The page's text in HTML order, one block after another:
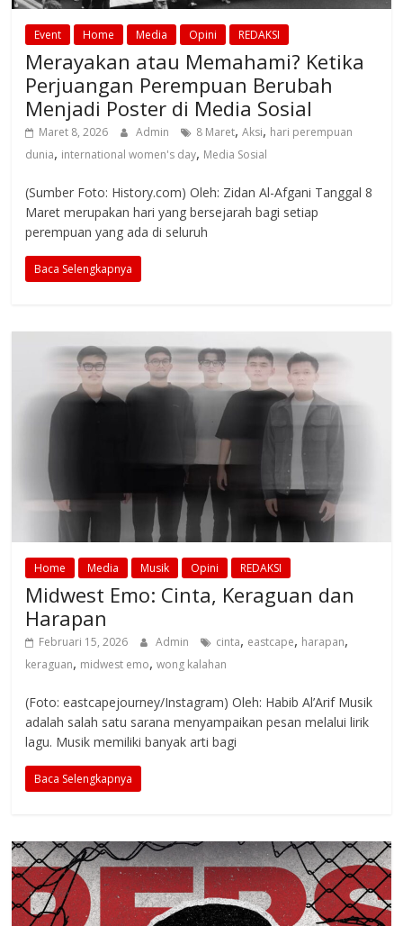
Event Home Media Opini REDAKSI
Merayakan atau Memahami? Ketika
Perjuangan Perempuan Berubah
Menjadi Poster di Media Sosial
Maret 8, 2026 Admin 8 Maret,Aksi, hari perempuan
dunia, international women's day, Media Sosial
(Sumber Foto: History.com) Oleh: Zidan Al-Afgani Tanggal 8
Maret merupakan hari yang bersejarah bagi setiap
perempuan yang ada di seluruh
Baca Selengkapnya
Home Media Musik Opini REDAKSI
Midwest Emo: Cinta, Keraguan dan
Harapan
Februari 15, 2026 Admin cinta, eastcape, harapan,
keraguan, midwest emo,wong kalahan
(Foto: eastcapejourney/Instagram) Oleh: Habib Al’Arif Musik
adalah salah satu sarana menyampaikan pesan melalui lirik
lagu. Musik memiliki banyak arti bagi
Baca Selengkapnya